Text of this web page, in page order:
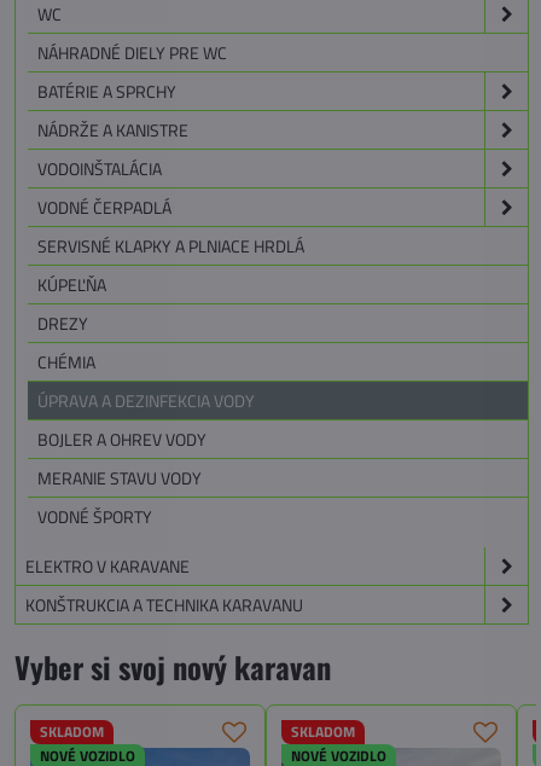
WC
NÁHRADNÉ DIELY PRE WC
BATÉRIE A SPRCHY
NÁDRŽE A KANISTRE
VODOINŠTALÁCIA
VODNÉ ČERPADLÁ
SERVISNÉ KLAPKY A PLNIACE HRDLÁ
KÚPEĽŇA
DREZY
CHÉMIA
ÚPRAVA A DEZINFEKCIA VODY
BOJLER A OHREV VODY
MERANIE STAVU VODY
VODNÉ ŠPORTY
ELEKTRO V KARAVANE
KONŠTRUKCIA A TECHNIKA KARAVANU
Vyber si svoj nový karavan
SKLADOM
NOVÉ VOZIDLO
SKLADOM
NOVÉ VOZIDLO